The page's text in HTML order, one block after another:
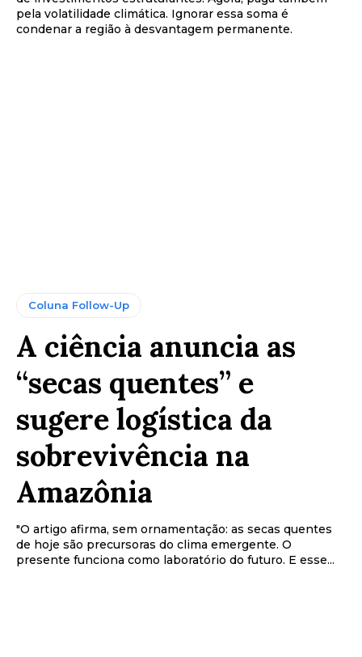
pela volatilidade climática. Ignorar essa soma é
condenar a região à desvantagem permanente.
Coluna Follow-Up
A ciência anuncia as
“secas quentes” e
sugere logística da
sobrevivência na
Amazônia
"O artigo afirma, sem ornamentação: as secas quentes
de hoje são precursoras do clima emergente. O
presente funciona como laboratório do futuro. E esse...